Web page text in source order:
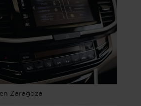
Zaragoza